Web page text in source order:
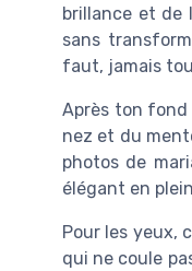
brillance et de
sans
faut, jamais
Après ton fond
nez et du
photos de
élégant en
Pour les yeux,
qui ne coule